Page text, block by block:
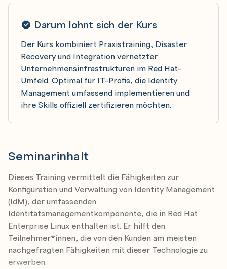
Darum lohnt sich der Kurs
Der Kurs kombiniert Praxistraining, Disaster
Recovery und Integration vernetzter
Unternehmensinfrastrukturen im Red Hat-
Umfeld. Optimal für IT-Profis, die Identity
Management umfassend implementieren und
ihre Skills offiziell zertifizieren möchten.
Seminarinhalt
Dieses Training vermittelt die Fähigkeiten zur
Konfiguration und Verwaltung von Identity Management
(IdM), der umfassenden
Identitätsmanagementkomponente, die in Red Hat
Enterprise Linux enthalten ist. Er hilft den
Teilnehmer*innen, die von den Kunden am meisten
nachgefragten Fähigkeiten mit dieser Technologie zu
erwerben.